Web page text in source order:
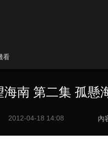
看
南 第二集 孤懸
2012-04-18 14:08 內